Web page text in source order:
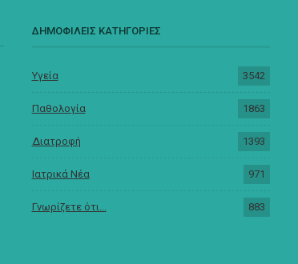
ΔΗΜΟΦΙΛΕΙΣ ΚΑΤΗΓΟΡΙΕΣ
Υγεία 3542
Παθολογία 1863
Διατροφή 1393
Ιατρικά Νέα 971
Γνωρίζετε ότι... 883